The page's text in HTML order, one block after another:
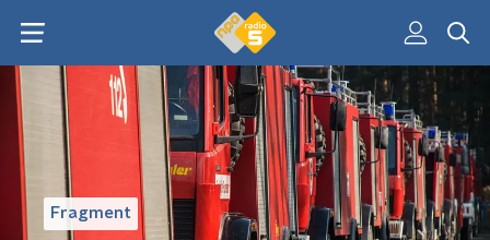
Fragment